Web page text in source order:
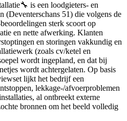
is een loodgieters- en
(Deventerschans 51) die volgens de
sterk scoort op
en nette afwerking. Klanten
en storingen vakkundig en
(zoals cv/ketel en
wordt ingepland, en dat bij
wordt achtergelaten. Op basis
lijkt het bedrijf een
lekkage-/afvoerproblemen
al ontbreekt externe
bronnen om het beeld volledig